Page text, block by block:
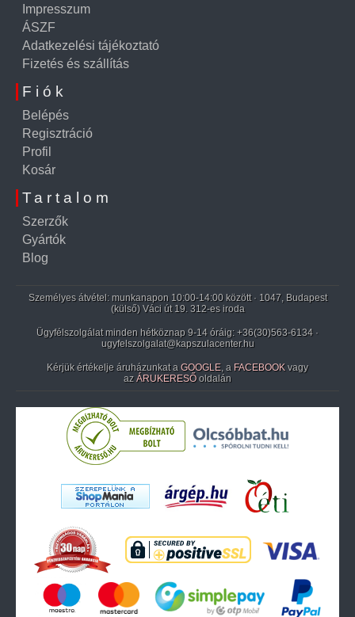
Impresszum
ÁSZF
Adatkezelési tájékoztató
Fizetés és szállítás
Fiók
Belépés
Regisztráció
Profil
Kosár
Tartalom
Szerzők
Gyártók
Blog
Személyes átvétel: munkanapon 10:00-14:00 között · 1047, Budapest
(külső) Váci út 19. 312-es iroda
Ügyfélszolgálat minden hétköznap 9-14 óráig: +36(30)563-6134 ·
ugyfelszolgalat@kapszulacenter.hu
Kérjük értékelje áruházunkat a GOOGLE, a FACEBOOK vagy
az ÁRUKERESŐ oldalán